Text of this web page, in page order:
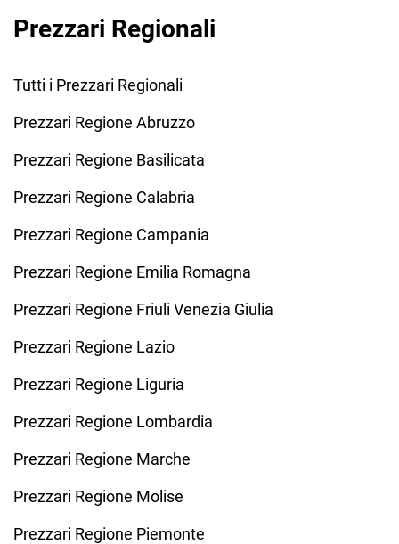
Prezzari Regionali
Tutti i Prezzari Regionali
Prezzari Regione Abruzzo
Prezzari Regione Basilicata
Prezzari Regione Calabria
Prezzari Regione Campania
Prezzari Regione Emilia Romagna
Prezzari Regione Friuli Venezia Giulia
Prezzari Regione Lazio
Prezzari Regione Liguria
Prezzari Regione Lombardia
Prezzari Regione Marche
Prezzari Regione Molise
Prezzari Regione Piemonte